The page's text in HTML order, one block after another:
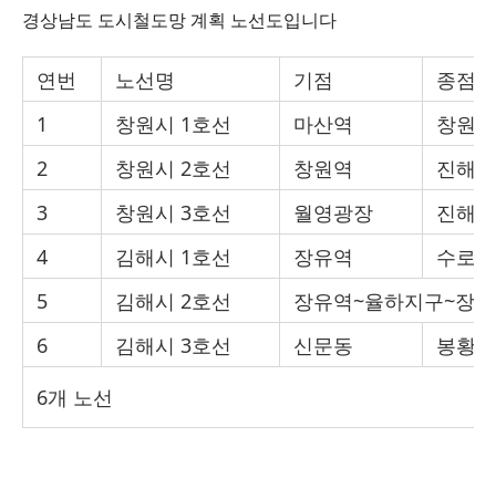
경상남도 도시철도망 계획 노선도입니다
연번 노선명 기점
종점
1
창원시 1호선 마산역
창원
2
창원시 2호선 창원역
진해역
3
창원시 3호선 월영광장
진해
4
김해시 1호선 장유역
수로
5
김해시 2호선 장유역~율하지구~장
6
김해시 3호선 신문동
봉황역
6개 노선